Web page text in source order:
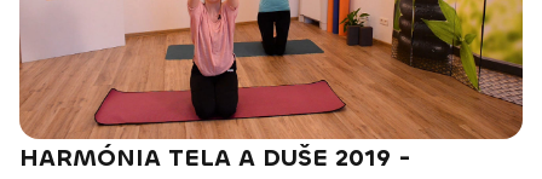
HARMÓNIA TELA A DUŠE 2019 -